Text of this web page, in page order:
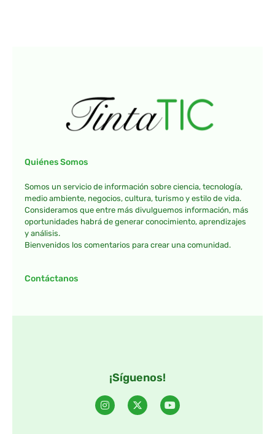
Quiénes Somos
Somos un servicio de información sobre ciencia, tecnología,
medio ambiente, negocios, cultura, turismo y estilo de vida.
Consideramos que entre más divulguemos información, más
oportunidades habrá de generar conocimiento, aprendizajes
y análisis.
Bienvenidos los comentarios para crear una comunidad.
Contáctanos
¡Síguenos!